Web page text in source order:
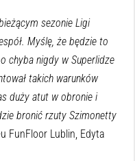
sezonie Ligi
Myślę, że będzie to
chyba nigdy w Superlidze
takich warunków
duży atut w obronie i
bronić rzuty Szimonetty
FunFloor Lublin, Edyta